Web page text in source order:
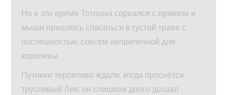
Но в это время Тотошка сорвался с привязи и
мыши пришлось спасаться в густой траве с
поспешностью, совсем неприличной для
королевы.
Путники терпеливо ждали, когда проснётся
трусливый Лев; он слишком долго дышал